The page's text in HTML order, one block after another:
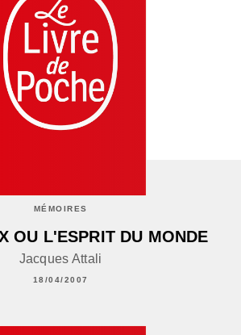
MÉMOIRES
OU L'ESPRIT DU MONDE
Jacques Attali
18/04/2007